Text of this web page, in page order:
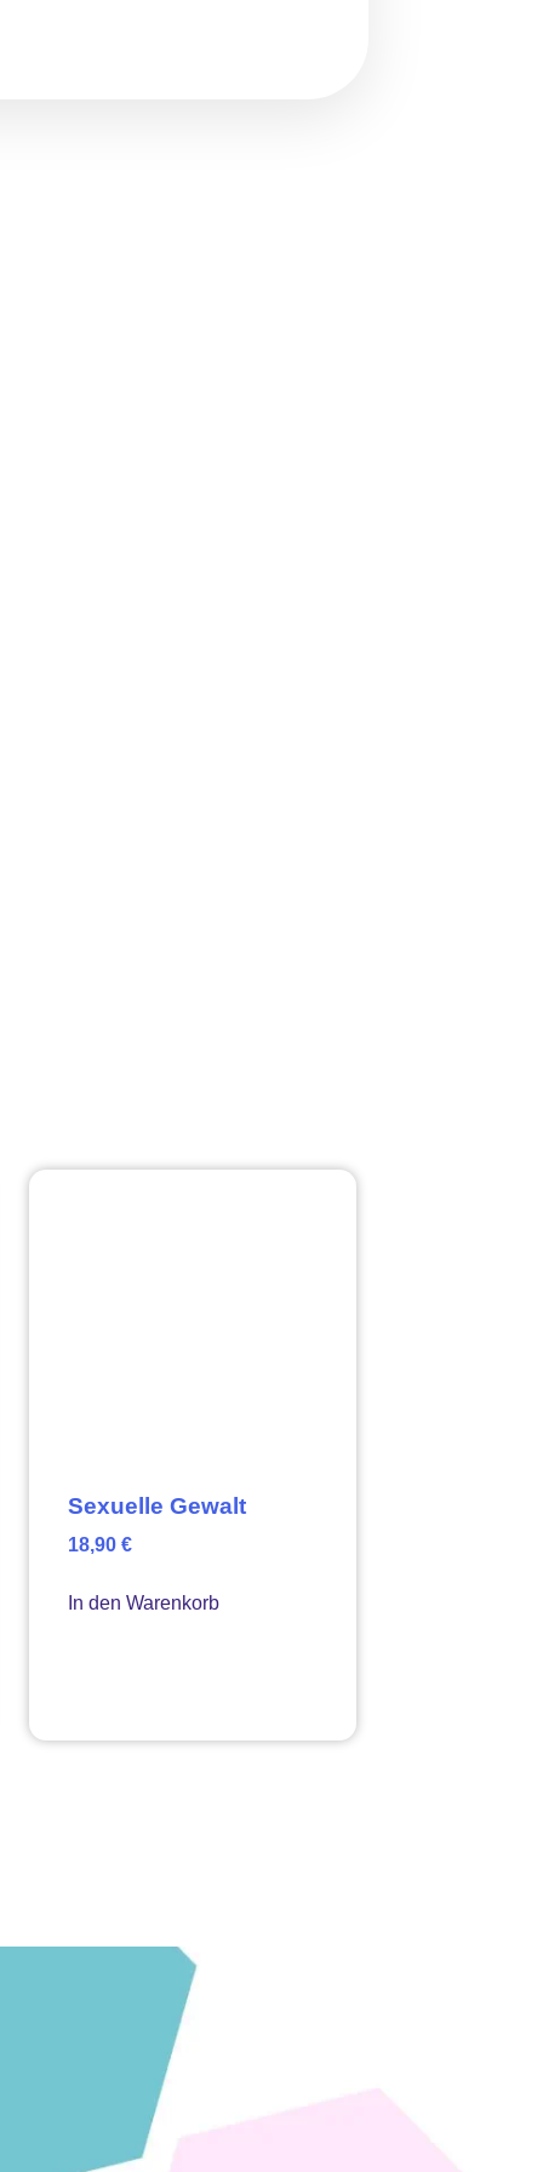
Sexuelle Gewalt
18,90 €
In den Warenkorb